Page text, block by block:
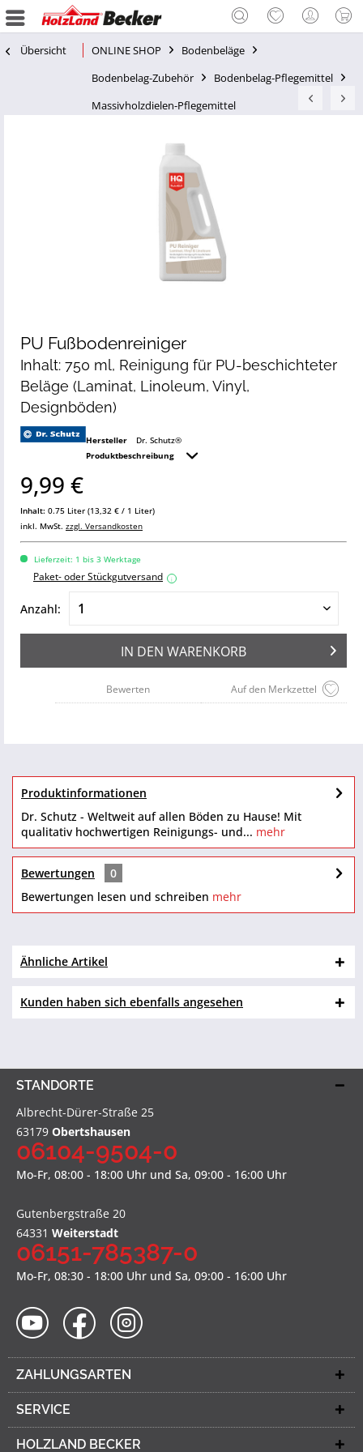
Übersicht ONLINE SHOP
Bodenbeläge
Bodenbelag-Zubehör
Bodenbelag-Pflegemittel
Massivholzdielen-Pflegemittel
PU Fußbodenreiniger
Inhalt: 750 ml, Reinigung für PU-beschichteter
Beläge (Laminat, Linoleum, Vinyl,
Designböden)
Hersteller
Dr. Schutz®
Produktbeschreibung
9,99 €
Inhalt: 0.75 Liter (13,32 € / 1 Liter)
inkl. MwSt. zzgl. Versandkosten
Lieferzeit: 1 bis 3 Werktage
Paket- oder Stückgutversand i
Anzahl:
IN DEN WARENKORB
Auf den Merkzettel
Bewerten
Produktinformationen
Dr. Schutz - Weltweit auf allen Böden zu Hause! Mit
qualitativ hochwertigen Reinigungs- und... mehr
Bewertungen
0
Bewertungen lesen und schreiben mehr
Ähnliche Artikel
Kunden haben sich ebenfalls angesehen
STANDORTE
Albrecht-Dürer-Straße 25
63179 Obertshausen
06104-9504-0
Mo-Fr, 08:00 - 18:00 Uhr und Sa, 09:00 - 16:00 Uhr
Gutenbergstraße 20
64331 Weiterstadt
06151-785387-0
Mo-Fr, 08:30 - 18:00 Uhr und Sa, 09:00 - 16:00 Uhr
ZAHLUNGSARTEN
SERVICE
HOLZLAND BECKER